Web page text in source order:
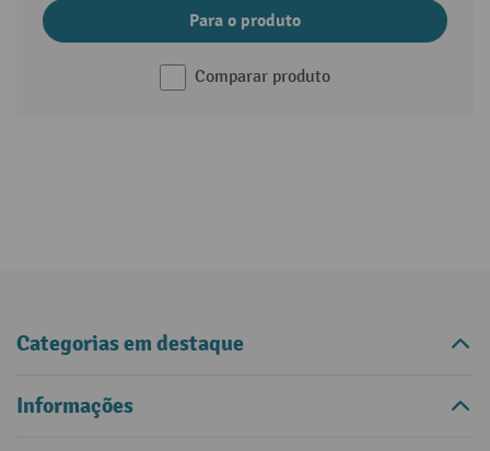
Para o produto
Comparar produto
Categorias em destaque
Informações